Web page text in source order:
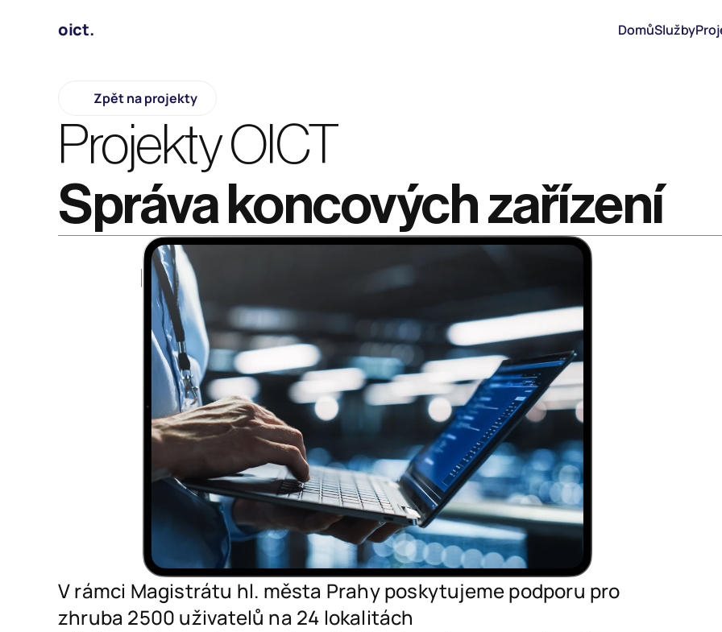
oict. DomůSlužby
Zpět na projekty
Projekty OICT
Správa koncových zařízení
V rámci Magistrátu hl. města Prahy poskytujeme podporu pro
zhruba 2500 uživatelů na 24 lokalitách